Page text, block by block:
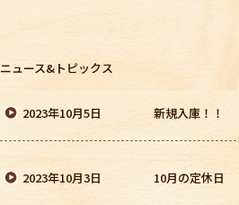
ニュース&トピックス
2023年10月5日 新規入庫！！
2023年10月3日 10月の定休日